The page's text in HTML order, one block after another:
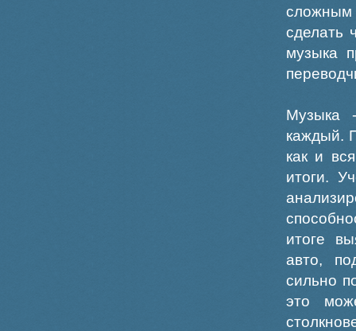
сделать
музыка
Музыка
каждый.
как и
итоги.
итоге
авто,
сильно
это